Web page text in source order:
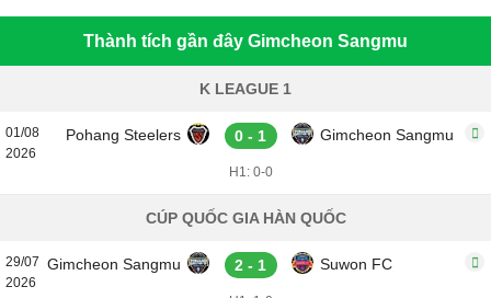
Thành tích gần đây Gimcheon Sangmu
K LEAGUE 1
01/08
2026
Pohang Steelers 0 - 1 Gimcheon Sangmu
H1: 0-0
CÚP QUỐC GIA HÀN QUỐC
29/07
2026
Gimcheon Sangmu 2 - 1 Suwon FC